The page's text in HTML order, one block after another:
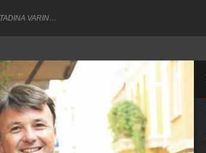
VARIN…